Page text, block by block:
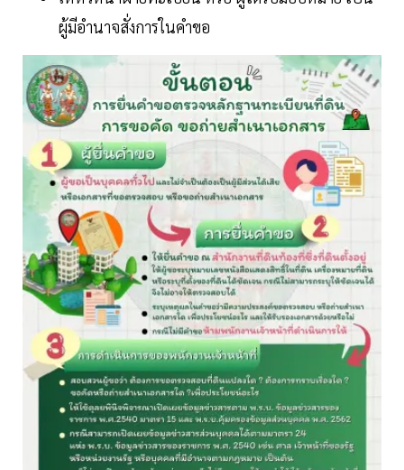
ผู้มีอำนาจสั่งการในคำขอ